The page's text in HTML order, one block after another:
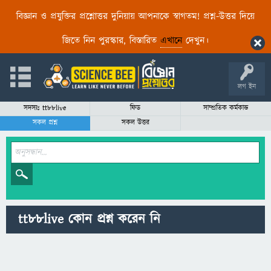
বিজ্ঞান ও প্রযুক্তির প্রশ্নোত্তর দুনিয়ায় আপনাকে স্বাগতম! প্রশ্ন-উত্তর দিয়ে
জিতে নিন পুরস্কার, বিস্তারিত এখানেদেখুন।
লগ ইন
সদস্যঃ tt88live ফিড
সাম্প্রতিক কর্মকান্ড
সকল প্রশ্ন
সকল উত্তর
tt88live কোন প্রশ্ন করেন নি